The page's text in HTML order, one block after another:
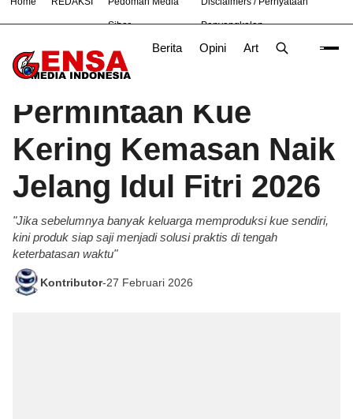
Siber Penyangkalan
Berita Opini Artikel
# Bandung Bekasi Hukum Nasional News
Beranda/Produk
Permintaan Kue
Kering Kemasan Naik
Jelang Idul Fitri 2026
"Jika sebelumnya banyak keluarga memproduksi kue sendiri,
kini produk siap saji menjadi solusi praktis di tengah
keterbatasan waktu"
Kontributor-27 Februari 2026